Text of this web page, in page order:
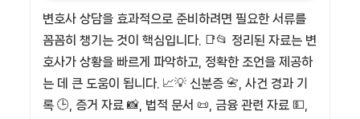
변호사 상담을 효과적으로 준비하려면 필요한 서류를
꼼꼼히 챙기는 것이 핵심입니다. 📑📂 정리된 자료는 변
호사가 상황을 빠르게 파악하고, 정확한 조언을 제공하
는 데 큰 도움이 됩니다. 📈💡 신분증 📇, 사건 경과 기
록 🕒, 증거 자료 📸, 법적 문서 📜, 금융 관련 자료 💵,